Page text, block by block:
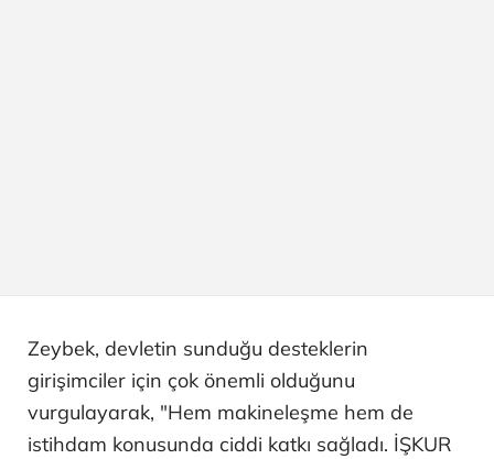
Zeybek, devletin sunduğu desteklerin
girişimciler için çok önemli olduğunu
vurgulayarak, "Hem makineleşme hem de
istihdam konusunda ciddi katkı sağladı. İŞKUR